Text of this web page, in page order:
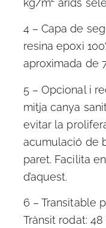
4 – Capa de
resina epoxi
aproximada de
5 – Opcional i
mitja canya
evitar la
acumulació de
paret. Facilita
d’aquest.
6 – Transitable
Trànsit rodat: 48